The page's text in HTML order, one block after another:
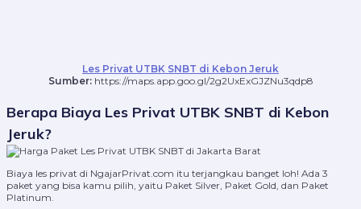
Les Privat UTBK SNBT di Kebon Jeruk
Sumber: https://maps.app.goo.gl/2g2UxExGJZNu3qdp8
Berapa Biaya Les Privat UTBK SNBT di Kebon
Jeruk?
Biaya les privat di NgajarPrivat.com itu terjangkau banget loh! Ada 3
paket yang bisa kamu pilih, yaitu Paket Silver, Paket Gold, dan Paket
Platinum.